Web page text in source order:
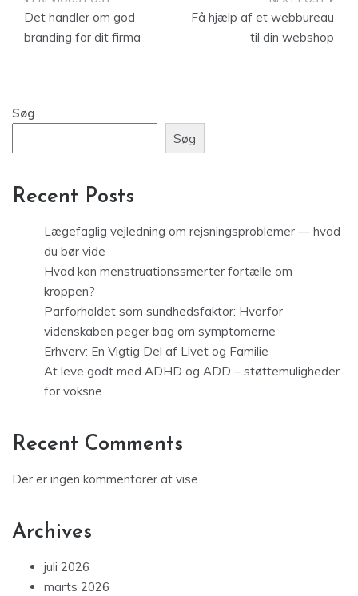
Det handler om god
branding for dit firma
Få hjælp af et webbureau
til din webshop
Søg
Søg
Recent Posts
Lægefaglig vejledning om rejsningsproblemer — hvad
du bør vide
Hvad kan menstruationssmerter fortælle om
kroppen?
Parforholdet som sundhedsfaktor: Hvorfor
videnskaben peger bag om symptomerne
Erhverv: En Vigtig Del af Livet og Familie
At leve godt med ADHD og ADD – støttemuligheder
for voksne
Recent Comments
Der er ingen kommentarer at vise.
Archives
juli 2026
marts 2026